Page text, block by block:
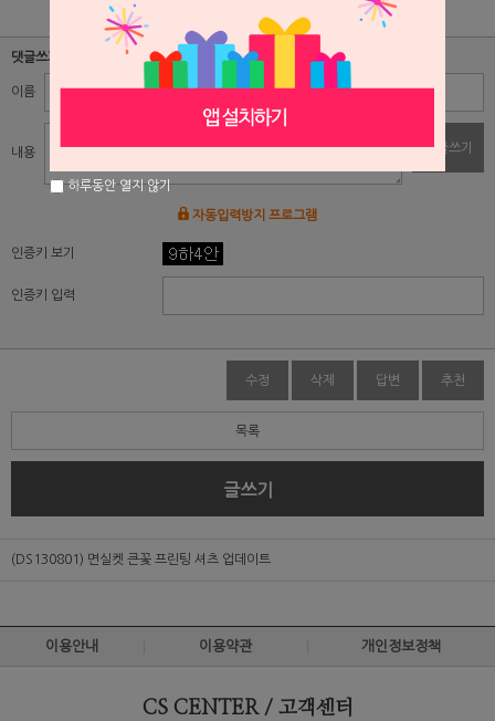
댓글쓰기
이름 비밀번호
내용 댓글쓰기
자동입력방지 프로그램
인증키 보기
인증키 입력
수정 삭제 답변 추천
목록
글쓰기
(DS130801) 면실켓 큰꽃 프린팅 셔츠 업데이트
이용안내 이용약관 개인정보정책
CS CENTER / 고객센터
하루동안 열지 않기